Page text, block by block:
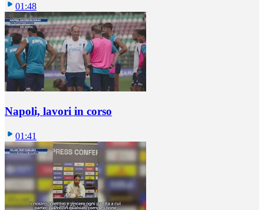
01:48
Napoli, lavori in corso
01:41